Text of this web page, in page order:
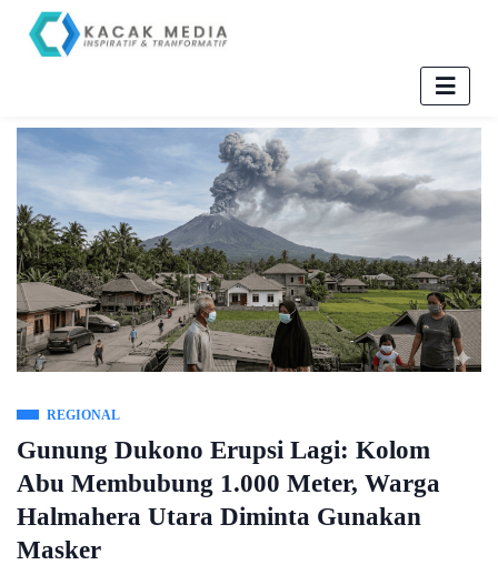
REGIONAL
Gunung Dukono Erupsi Lagi: Kolom
Abu Membubung 1.000 Meter, Warga
Halmahera Utara Diminta Gunakan
Masker